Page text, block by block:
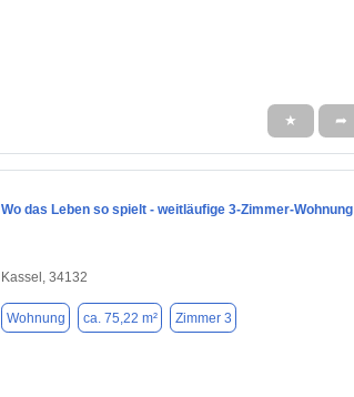
★ ➦
Wo das Leben so spielt - weitläufige 3-Zimmer-Wohnung
Kassel, 34132
Wohnung ca. 75,22 m² Zimmer 3